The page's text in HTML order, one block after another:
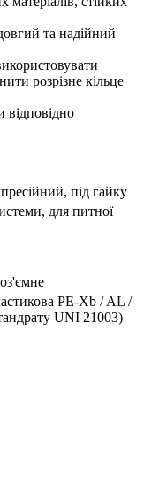
та надійний
розрізне кільце
відповідно
під гайку
для питної
PE-Xb / AL /
UNI 21003)